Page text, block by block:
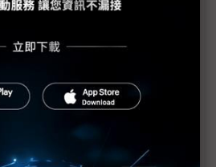
路大不同：群創「大膽」攻先
切入
on Glass量產準備好了